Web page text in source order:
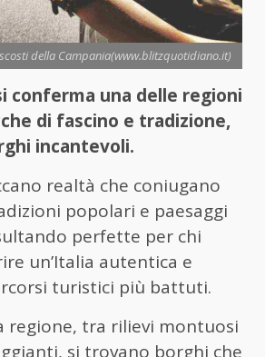
della Campania(www.blitzquotidiano.it)
conferma una delle regioni
di fascino e tradizione,
incantevoli.
realtà che coniugano
popolari e paesaggi
perfette per chi
un’Italia autentica e
turistici più battuti.
regione, tra rilievi montuosi
si trovano borghi che